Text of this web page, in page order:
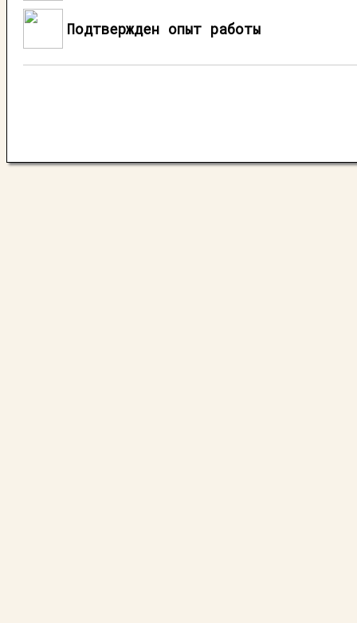
Подтвержден опыт работы